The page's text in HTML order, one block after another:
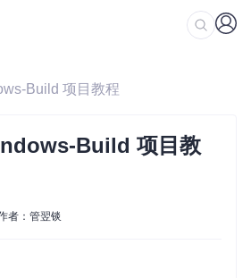
Build 项目教程
Build 项目教
者：管翌锬